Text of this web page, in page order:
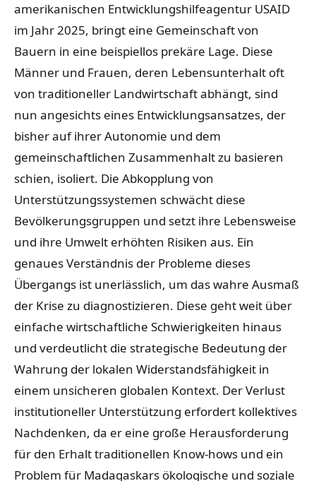
amerikanischen Entwicklungshilfeagentur USAID
im Jahr 2025, bringt eine Gemeinschaft von
Bauern in eine beispiellos prekäre Lage. Diese
Männer und Frauen, deren Lebensunterhalt oft
von traditioneller Landwirtschaft abhängt, sind
nun angesichts eines Entwicklungsansatzes, der
bisher auf ihrer Autonomie und dem
gemeinschaftlichen Zusammenhalt zu basieren
schien, isoliert. Die Abkopplung von
Unterstützungssystemen schwächt diese
Bevölkerungsgruppen und setzt ihre Lebensweise
und ihre Umwelt erhöhten Risiken aus. Ein
genaues Verständnis der Probleme dieses
Übergangs ist unerlässlich, um das wahre Ausmaß
der Krise zu diagnostizieren. Diese geht weit über
einfache wirtschaftliche Schwierigkeiten hinaus
und verdeutlicht die strategische Bedeutung der
Wahrung der lokalen Widerstandsfähigkeit in
einem unsicheren globalen Kontext. Der Verlust
institutioneller Unterstützung erfordert kollektives
Nachdenken, da er eine große Herausforderung
für den Erhalt traditionellen Know-hows und ein
Problem für Madagaskars ökologische und soziale